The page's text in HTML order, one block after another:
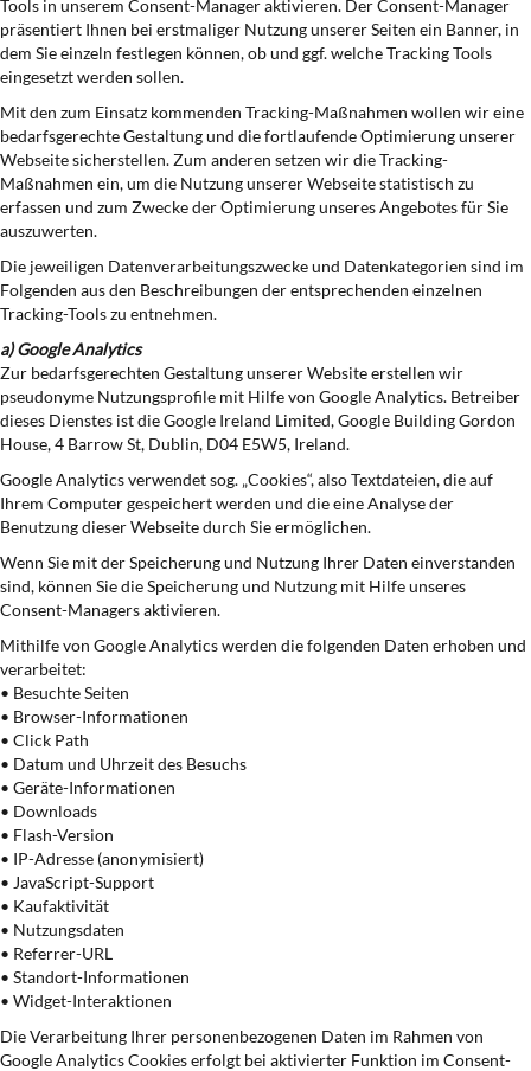
Tools in unserem Consent-Manager aktivieren. Der Consent-Manager
präsentiert Ihnen bei erstmaliger Nutzung unserer Seiten ein Banner, in
dem Sie einzeln festlegen können, ob und ggf. welche Tracking Tools
eingesetzt werden sollen.
Mit den zum Einsatz kommenden Tracking-Maßnahmen wollen wir eine
bedarfsgerechte Gestaltung und die fortlaufende Optimierung unserer
Webseite sicherstellen. Zum anderen setzen wir die Tracking-
Maßnahmen ein, um die Nutzung unserer Webseite statistisch zu
erfassen und zum Zwecke der Optimierung unseres Angebotes für Sie
auszuwerten.
Die jeweiligen Datenverarbeitungszwecke und Datenkategorien sind im
Folgenden aus den Beschreibungen der entsprechenden einzelnen
Tracking-Tools zu entnehmen.
a) Google Analytics
Zur bedarfsgerechten Gestaltung unserer Website erstellen wir
pseudonyme Nutzungsprofile mit Hilfe von Google Analytics. Betreiber
dieses Dienstes ist die Google Ireland Limited, Google Building Gordon
House, 4 Barrow St, Dublin, D04 E5W5, Ireland.
Google Analytics verwendet sog. „Cookies“, also Textdateien, die auf
Ihrem Computer gespeichert werden und die eine Analyse der
Benutzung dieser Webseite durch Sie ermöglichen.
Wenn Sie mit der Speicherung und Nutzung Ihrer Daten einverstanden
sind, können Sie die Speicherung und Nutzung mit Hilfe unseres
Consent-Managers aktivieren.
Mithilfe von Google Analytics werden die folgenden Daten erhoben und
verarbeitet:
• Besuchte Seiten
• Browser-Informationen
• Click Path
• Datum und Uhrzeit des Besuchs
• Geräte-Informationen
• Downloads
• Flash-Version
• IP-Adresse (anonymisiert)
• JavaScript-Support
• Kaufaktivität
• Nutzungsdaten
• Referrer-URL
• Standort-Informationen
• Widget-Interaktionen
Die Verarbeitung Ihrer personenbezogenen Daten im Rahmen von
Google Analytics Cookies erfolgt bei aktivierter Funktion im Consent-